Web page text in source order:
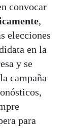
convocar
,
elecciones
en la
y se
campaña
para